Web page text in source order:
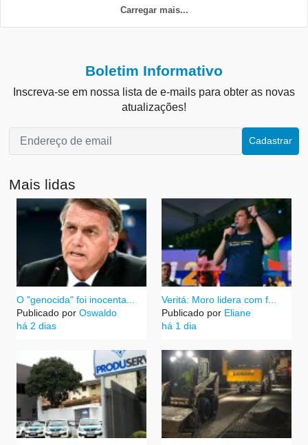
Carregar mais...
Boletim Informativo
Inscreva-se em nossa lista de e-mails para obter as novas
atualizações!
Cadastrar
Mais lidas
O "genocida" foi inocenta...
Publicado porOswaldo
há 2 dias
Veritá: Moro lidera com f...
Publicado porEliane
há 1 dia